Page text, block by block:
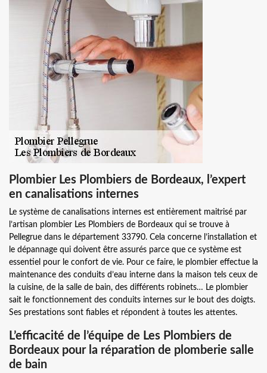
Plombier Les Plombiers de Bordeaux, l’expert
en canalisations internes
Le système de canalisations internes est entièrement maitrisé par
l’artisan plombier Les Plombiers de Bordeaux qui se trouve à
Pellegrue dans le département 33790. Cela concerne l’installation et
le dépannage qui doivent être assurés parce que ce système est
essentiel pour le confort de vie. Pour ce faire, le plombier effectue la
maintenance des conduits d’eau interne dans la maison tels ceux de
la cuisine, de la salle de bain, des différents robinets… Le plombier
sait le fonctionnement des conduits internes sur le bout des doigts.
Ses prestations sont fiables et répondent à toutes les attentes.
L’efficacité de l’équipe de Les Plombiers de
Bordeaux pour la réparation de plomberie salle
de bain